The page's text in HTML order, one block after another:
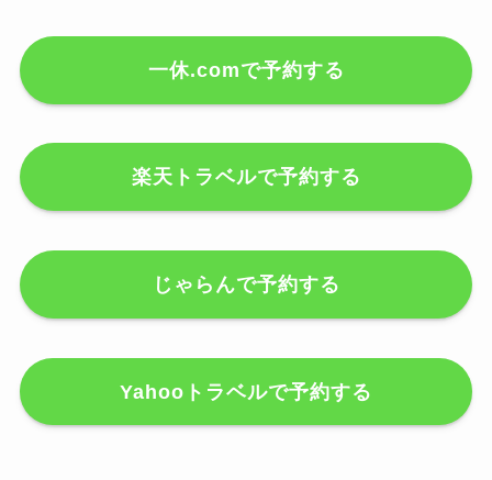
一休.comで予約する
楽天トラベルで予約する
じゃらんで予約する
Yahooトラベルで予約する